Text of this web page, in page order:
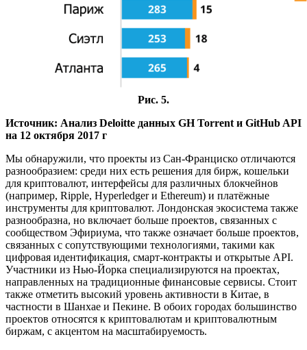
Рис. 5.
Источник: Анализ Deloitte данных GH Torrent и GitHub API
на 12 октября 2017 г
Мы обнаружили, что проекты из Сан-Франциско отличаются
разнообразием: среди них есть решения для бирж, кошельки
для криптовалют, интерфейсы для различных блокчейнов
(например, Ripple, Hyperledger и Ethereum) и платёжные
инструменты для криптовалют. Лондонская экосистема также
разнообразна, но включает больше проектов, связанных с
сообществом Эфириума, что также означает больше проектов,
связанных с сопутствующими технологиями, такими как
цифровая идентификация, смарт-контракты и открытые API.
Участники из Нью-Йорка специализируются на проектах,
направленных на традиционные финансовые сервисы. Стоит
также отметить высокий уровень активности в Китае, в
частности в Шанхае и Пекине. В обоих городах большинство
проектов относятся к криптовалютам и криптовалютным
биржам, с акцентом на масштабируемость.